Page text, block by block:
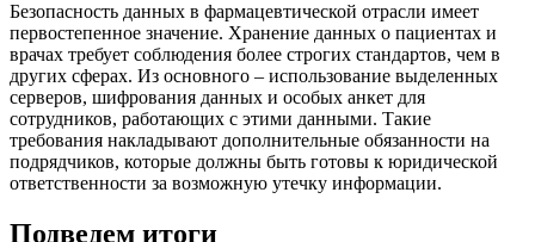
Безопасность данных в фармацевтической отрасли имеет
первостепенное значение. Хранение данных о пациентах и
врачах требует соблюдения более строгих стандартов, чем в
других сферах. Из основного – использование выделенных
серверов, шифрования данных и особых анкет для
сотрудников, работающих с этими данными. Такие
требования накладывают дополнительные обязанности на
подрядчиков, которые должны быть готовы к юридической
ответственности за возможную утечку информации.
Подведем итоги